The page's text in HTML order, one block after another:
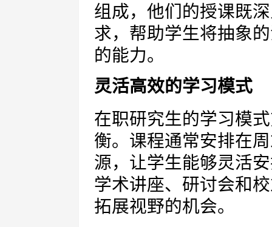
组成，他们的授课既
求，帮助学生将抽象
的能力。
灵活高效的学习模式
在职研究生的学习模
衡。课程通常安排在
源，让学生能够灵活
学术讲座、研讨会和
拓展视野的机会。